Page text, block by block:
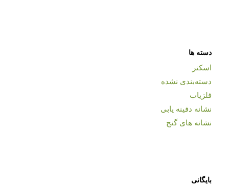
دسته ها
اسکنر
دسته‌بندی نشده
فلزیاب
نشانه دفینه یابی
نشانه های گنج
بایگانی